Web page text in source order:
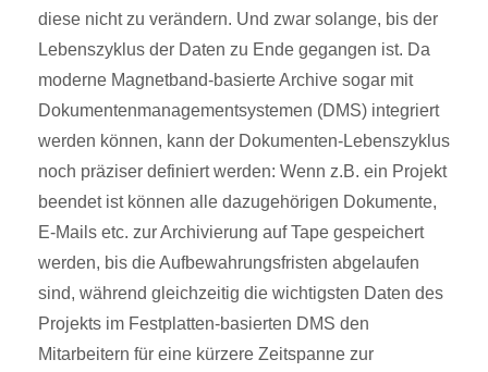
diese nicht zu verändern. Und zwar solange, bis der
Lebenszyklus der Daten zu Ende gegangen ist. Da
moderne Magnetband-basierte Archive sogar mit
Dokumentenmanagementsystemen (DMS) integriert
werden können, kann der Dokumenten-Lebenszyklus
noch präziser definiert werden: Wenn z.B. ein Projekt
beendet ist können alle dazugehörigen Dokumente,
E-Mails etc. zur Archivierung auf Tape gespeichert
werden, bis die Aufbewahrungsfristen abgelaufen
sind, während gleichzeitig die wichtigsten Daten des
Projekts im Festplatten-basierten DMS den
Mitarbeitern für eine kürzere Zeitspanne zur